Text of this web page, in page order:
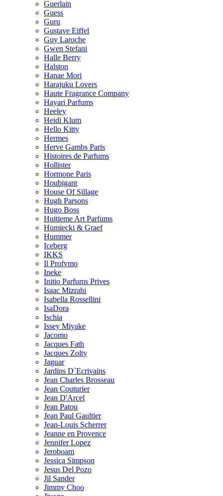
Guerlain
Guess
Guru
Gustave Eiffel
Guy Laroche
Gwen Stefani
Halle Berry
Halston
Hanae Mori
Harajuku Lovers
Haute Fragrance Company
Hayari Parfums
Heeley
Heidi Klum
Hello Kitty
Hermes
Herve Gambs Paris
Histoires de Parfums
Hollister
Hormone Paris
Houbigant
House Of Sillage
Hugh Parsons
Hugo Boss
Huitieme Art Parfums
Humiecki & Graef
Hummer
Iceberg
IKKS
Il Profvmo
Ineke
Initio Parfums Prives
Isaac Mizrahi
Isabella Rossellini
IsaDora
Ischia
Issey Miyake
Jacomo
Jacques Fath
Jacques Zolty
Jaguar
Jardins D`Ecrivains
Jean Charles Brosseau
Jean Couturier
Jean D'Arcel
Jean Patou
Jean Paul Gaultier
Jean-Louis Scherrer
Jeanne en Provence
Jennifer Lopez
Jeroboam
Jessica Simpson
Jesus Del Pozo
Jil Sander
Jimmy Choo